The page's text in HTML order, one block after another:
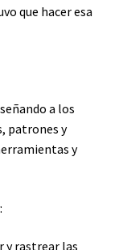
que hacer esa
a los
patrones y
y
y rastrear las